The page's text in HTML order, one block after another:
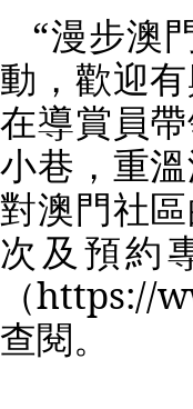
“漫步澳
動，歡迎
在導賞員
小巷，重
對澳門社
次及預約
（https://
查閱。